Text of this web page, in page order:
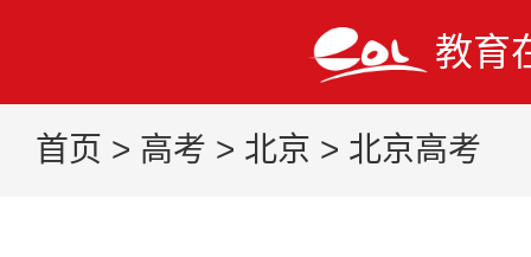
教育
首页 > 高考 > 北京 > 北京高考